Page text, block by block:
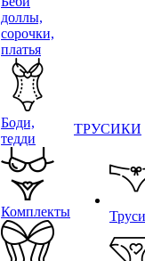
доллы,
сорочки,
платья
Боди,
тедди
Комплекты
ТРУСИКИ